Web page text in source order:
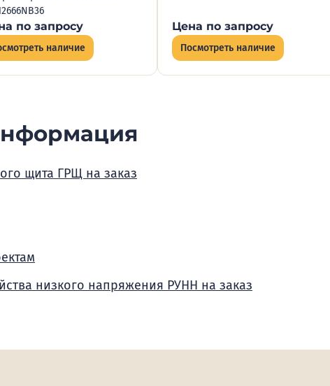
по запросу
наличие
Цена по запросу
Посмотреть наличие
щита ГРЩ на заказ
низкого напряжения РУНН на заказ